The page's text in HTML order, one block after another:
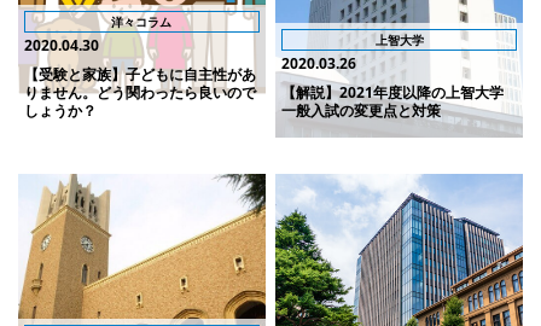
洋々コラム
2020.04.30
【受験と家族】子どもに自主性があ
りません。どう関わったら良いので
しょうか？
上智大学
2020.03.26
【解説】2021年度以降の上智大学
一般入試の変更点と対策